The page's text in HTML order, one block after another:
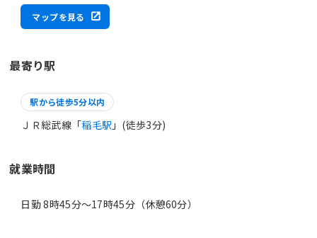
マップを見る
最寄り駅
駅から徒歩5分以内
ＪＲ総武線「稲毛駅 」(徒歩3分)
就業時間
日勤 8時45分〜17時45分（休憩60分）